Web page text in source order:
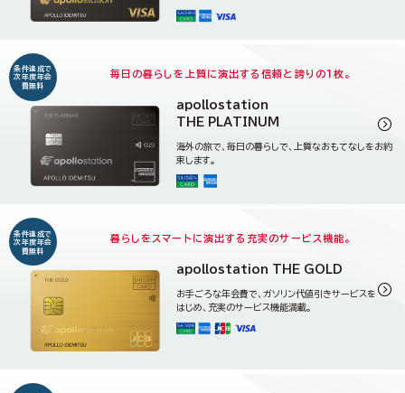
条件達成で
次年度年会
費無料
毎日の暮らしを上質に演出する信頼と誇りの１枚。
apollostation
THE PLATINUM
海外の旅で、毎日の暮らしで、上質なおもてなしをお約
束します。
条件達成で
次年度年会
費無料
暮らしをスマートに演出する充実のサービス機能。
apollostation THE GOLD
お手ごろな年会費で、ガソリン代値引きサービスを
はじめ、充実のサービス機能満載。